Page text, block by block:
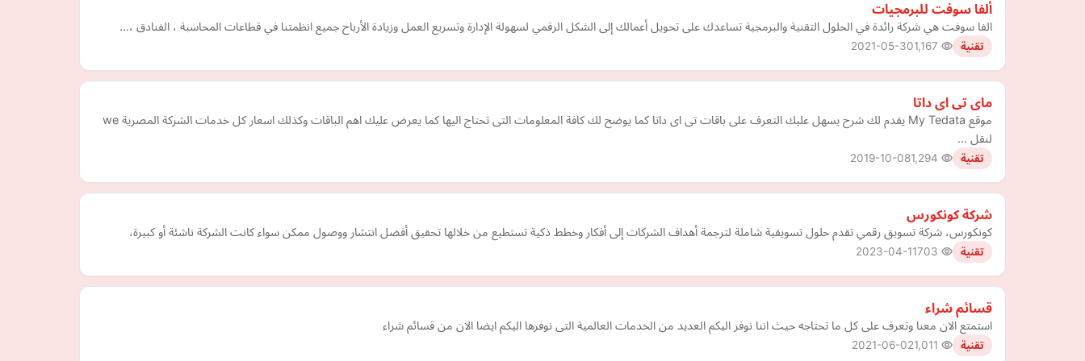
ألفا سوفت للبرمجيات
الفا سوفت هي شركة رائدة في الحلول التقنية والبرمجية تساعدك على تحويل أعمالك إلى الشكل الرقمي لسهولة الإدارة وتسريع العمل وزيادة الأرباح جميع انظمتنا في قطاعات المحاسبة ، الفنادق ،…
تقنية 2021-05-30
ماى تى اى داتا
موقع My Tedata يقدم لك شرح يسهل عليك التعرف على باقات تى اى داتا كما يوضح لك كافة المعلومات التى تحتاج اليها كما يعرض عليك اهم الباقات وكذلك اسعار كل خدمات الشركة المصرية we
لنقل …
تقنية 2019-10-08
شركة كونكورس
كونكورس، شركة تسويق رقمي تقدم حلول تسويقية شاملة لترجمة أهداف الشركات إلى أفكار وخطط ذكية تستطيع من خلالها تحقيق أفضل انتشار ووصول ممكن سواء كانت الشركة ناشئة أو كبيرة،
تقنية 2023-04-11
قسائم شراء
استمتع الان معنا وتعرف على كل ما تحتاجه حيث اننا نوفر اليكم العديد من الخدمات العالمية التى نوفرها اليكم ايضا الان من قسائم شراء
تقنية 2021-06-02